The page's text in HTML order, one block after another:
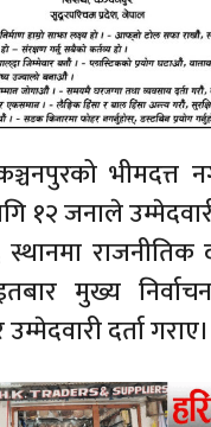
भीमदत्त
१२ जनाले
राजनीतिक
मुख्य
दर्ता गराए।